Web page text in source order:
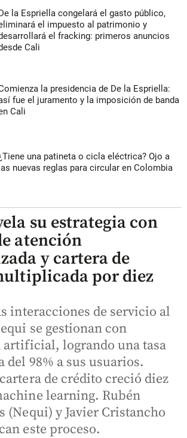
la Espriella congelará el gasto público,
el impuesto al patrimonio y
el fracking: primeros anuncios
Cali
la presidencia de De la Espriella:
fue el juramento y la imposición de banda
Cali
una patineta o cicla eléctrica? Ojo a
las nuevas reglas para circular en Colombia
su estrategia con
atención
y cartera de
por diez
interacciones de servicio al
se gestionan con
logrando una tasa
del 98% a sus usuarios.
de crédito creció diez
learning. Rubén
(Nequi) y Javier Cristancho
este proceso.